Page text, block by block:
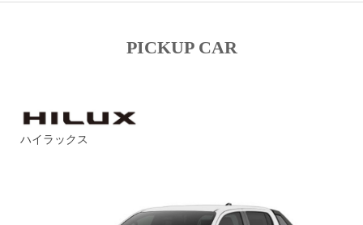
PICKUP CAR
ハイラックス